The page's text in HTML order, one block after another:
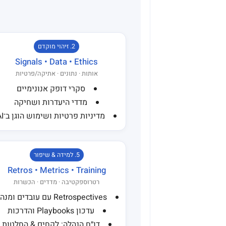
2. זיהוי מוקדם
Signals • Data • Ethics
אותות · נתונים · אתיקה/פרטיות
סקרי דופק אנונימיים
מדדי היעדרות ושחיקה
מדיניות פרטיות ושימוש הוגן ב־AI
5. למידה & שיפור
Retros • Metrics • Training
רטרוספקטיבה · מדדים · הכשרות
Retrospectives עם עובדים ומנהלים
עדכון Playbooks והדרכות